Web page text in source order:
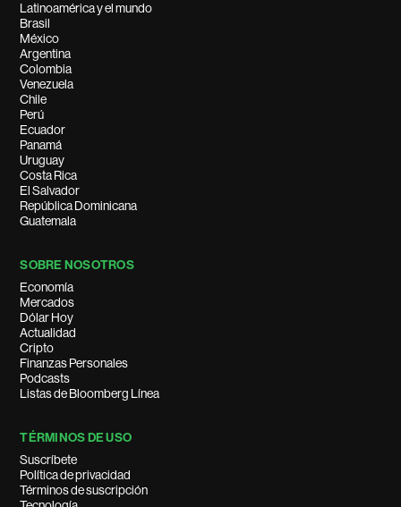
Latinoamérica y el mundo
Brasil
México
Argentina
Colombia
Venezuela
Chile
Perú
Ecuador
Panamá
Uruguay
Costa Rica
El Salvador
República Dominicana
Guatemala
SOBRE NOSOTROS
Economía
Mercados
Dólar Hoy
Actualidad
Cripto
Finanzas Personales
Podcasts
Listas de Bloomberg Línea
TÉRMINOS DE USO
Suscríbete
Política de privacidad
Términos de suscripción